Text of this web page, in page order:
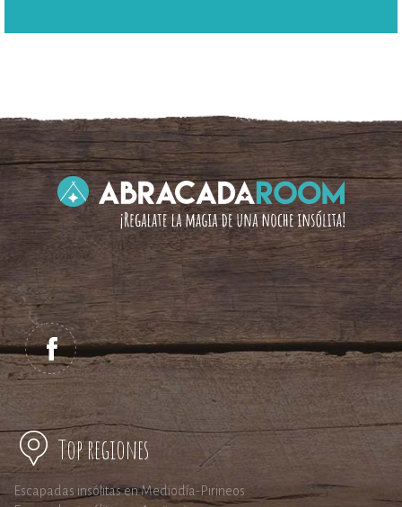
Top regiones
Escapadas insólitas en Mediodía-Pirineos